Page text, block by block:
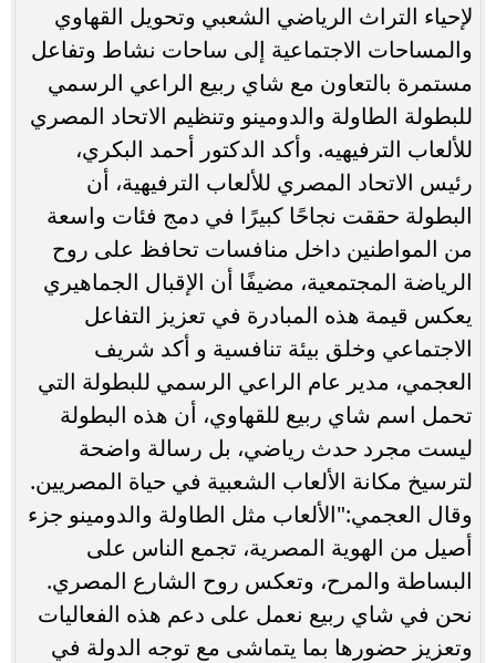
لإحياء التراث الرياضي الشعبي وتحويل القهاوي
والمساحات الاجتماعية إلى ساحات نشاط وتفاعل
مستمرة بالتعاون مع شاي ربيع الراعي الرسمي
للبطولة الطاولة والدومينو وتنظيم الاتحاد المصري
للألعاب الترفيهيه. وأكد الدكتور أحمد البكري،
رئيس الاتحاد المصري للألعاب الترفيهية، أن
البطولة حققت نجاحًا كبيرًا في دمج فئات واسعة
من المواطنين داخل منافسات تحافظ على روح
الرياضة المجتمعية، مضيفًا أن الإقبال الجماهيري
يعكس قيمة هذه المبادرة في تعزيز التفاعل
الاجتماعي وخلق بيئة تنافسية و أكد شريف
العجمي، مدير عام الراعي الرسمي للبطولة التي
تحمل اسم شاي ربيع للقهاوي، أن هذه البطولة
ليست مجرد حدث رياضي، بل رسالة واضحة
لترسيخ مكانة الألعاب الشعبية في حياة المصريين.
وقال العجمي:"الألعاب مثل الطاولة والدومينو جزء
أصيل من الهوية المصرية، تجمع الناس على
البساطة والمرح، وتعكس روح الشارع المصري.
نحن في شاي ربيع نعمل على دعم هذه الفعاليات
وتعزيز حضورها بما يتماشى مع توجه الدولة في